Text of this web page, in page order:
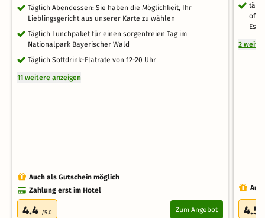
Täglich Abendessen: Sie haben die Möglichkeit, Ihr
Lieblingsgericht aus unserer Karte zu wählen
Täglich Lunchpaket für einen sorgenfreien Tag im
Nationalpark Bayerischer Wald
Täglich Softdrink-Flatrate von 12-20 Uhr
11 weitere anzeigen
Auch als Gutschein möglich
Zahlung erst im Hotel
4.4 /5.0 Zum Angebot
2
4.5